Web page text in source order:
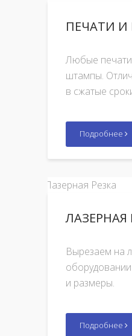
ПЕЧАТИ
Любые
штампы.
в сжатые
Подробнее
ЛАЗЕРНАЯ
Вырезаем на
и размеры.
Подробнее